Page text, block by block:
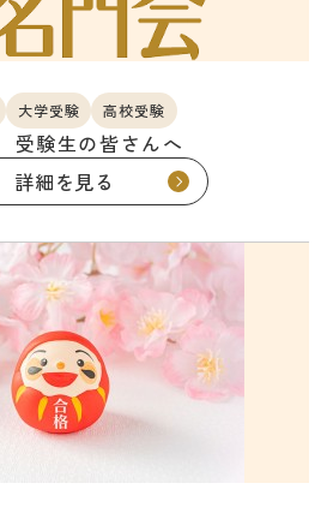
大学受験 高校受験
験生の皆さんへ
詳細を見る